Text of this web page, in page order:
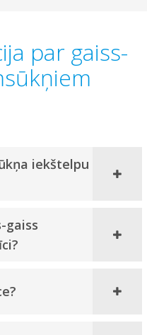
par gaiss-
iekštelpu
gaiss